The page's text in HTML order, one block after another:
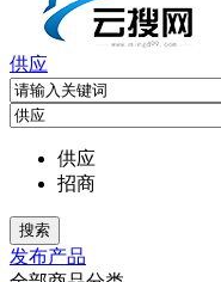
供应
供应
招商
发布产品